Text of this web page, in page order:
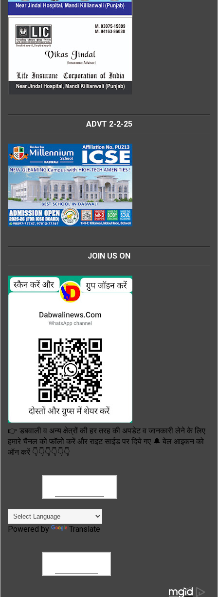
ADVT 2-2-25
JOIN US ON
👉 डबवाली व अन्य क्षेत्रों की हर तरह की अपडेट व जानकारी लेने के लिए
हमारे चैनल को फॉलो करें और राइट साईड पर दिये गए 🔔 बेल आइकन को
ऑन करें 👇👇👇👇👇👇
Powered by Translate